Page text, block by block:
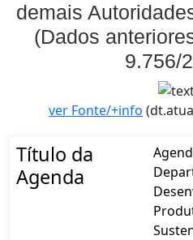
demais
(Dados
9.756/
ver Fonte/+info
Título da
Agenda